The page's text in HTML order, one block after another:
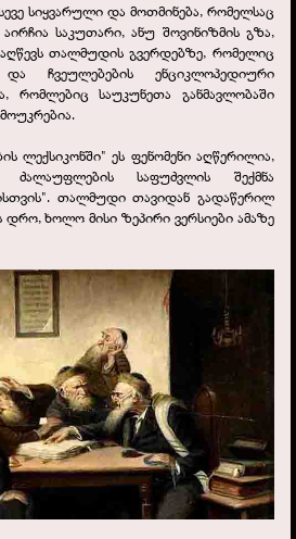
სიყვარული და მოთმინება, რომელსაც
საკუთარი, ანუ შოვინიზმის გზა,
თალმუდის გვერდებზე, რომელიც
ჩვეულებების ენციკლოპედიური
რომლებიც საუკუნეთა განმავლობაში
ლექსიკონში" ეს ფენომენი აღწერილია,
საფუძვლის შექმნა
თალმუდი თავიდან გადაწერილ
დრო, ხოლო მისი ზეპირი ვერსიები ამაზე